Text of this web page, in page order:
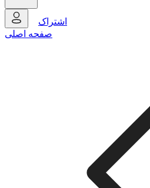
اشتراک
صفحه اصلی